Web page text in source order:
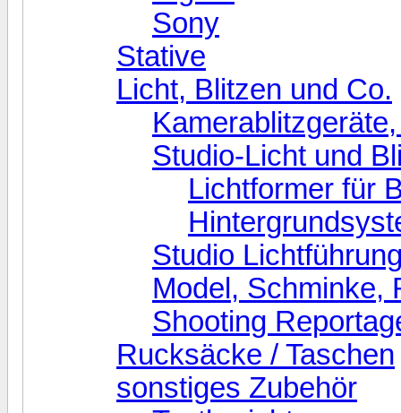
Sony
Stative
Licht, Blitzen und Co.
Studio-Licht und
Lichtformer für
Studio
Model, Schminke,
Shooting
Rucksäcke / Taschen
sonstiges Zubehör